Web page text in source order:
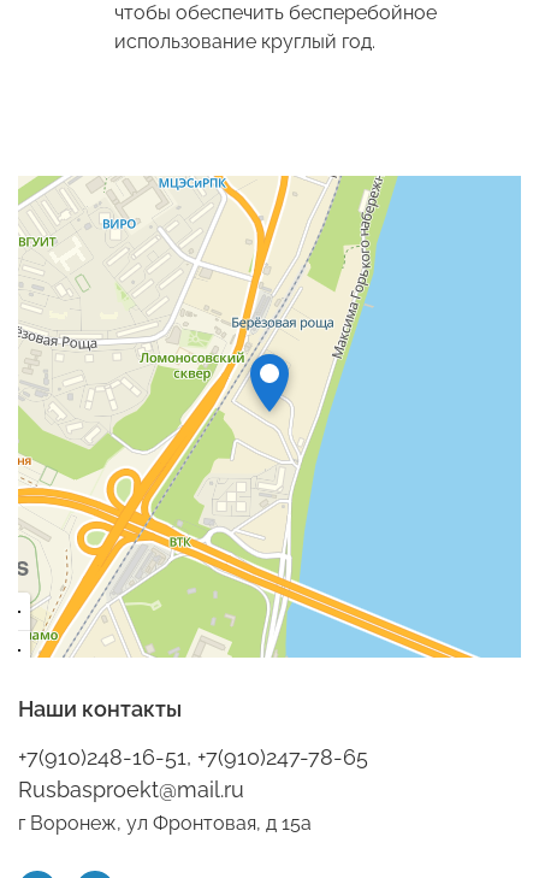
чтобы обеспечить бесперебойное
использование круглый год.
Наши контакты
+7(910)248-16-51, +7(910)247-78-65
Rusbasproekt@mail.ru
г Воронеж, ул Фронтовая, д 15а